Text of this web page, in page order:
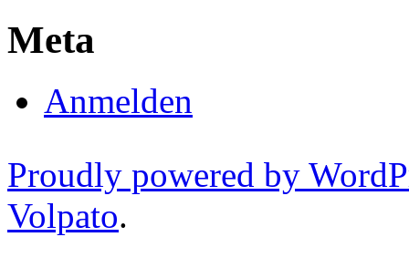
Meta
Anmelden
Proudly powered by
Volpato.